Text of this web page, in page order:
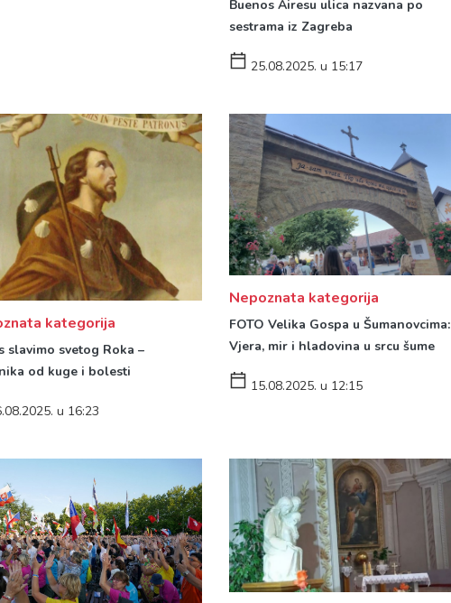
Buenos Airesu ulica nazvana po
sestrama iz Zagreba
25.08.2025. u 15:17
kategorija
slavimo svetog Roka –
od kuge i bolesti
u 16:23
Nepoznata kategorija
FOTO Velika Gospa u Šumanovcima:
Vjera, mir i hladovina u srcu šume
15.08.2025. u 12:15